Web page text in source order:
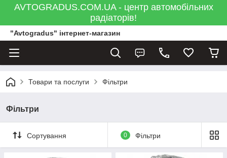
AVTOGRADUS.COM.UA - центр автомобільних
радіаторів!
"Avtogradus" інтернет-магазин
Товари та послуги Фільтри
Фільтри
Сортування 0 Фільтри